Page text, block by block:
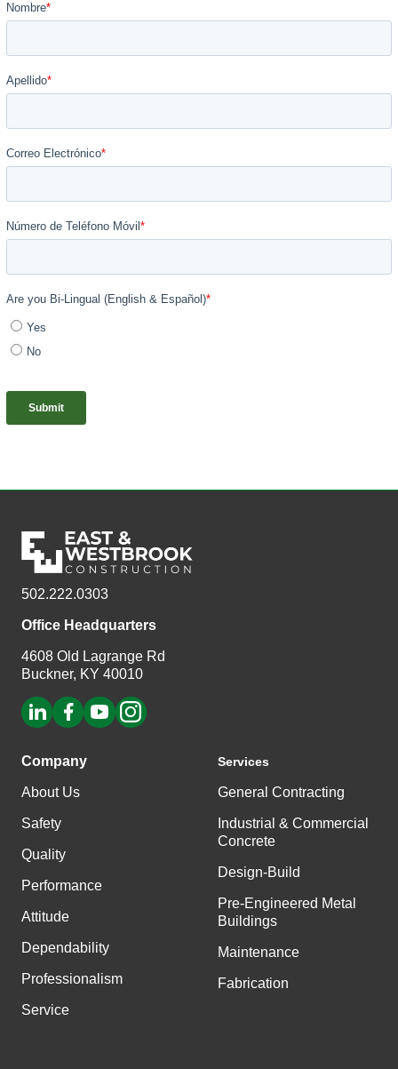
502.222.0303
Office Headquarters
4608 Old Lagrange Rd
Buckner, KY 40010
Company
About Us
Safety
Quality
Performance
Attitude
Dependability
Professionalism
Service
Services
General Contracting
Industrial & Commercial
Concrete
Design-Build
Pre-Engineered Metal
Buildings
Maintenance
Fabrication